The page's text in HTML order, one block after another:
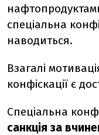
спеціальна
наводиться.
Взагалі
конфіскації є
Спеціальна
санкція за